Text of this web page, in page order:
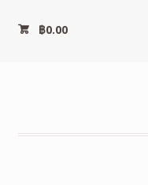
฿0.00